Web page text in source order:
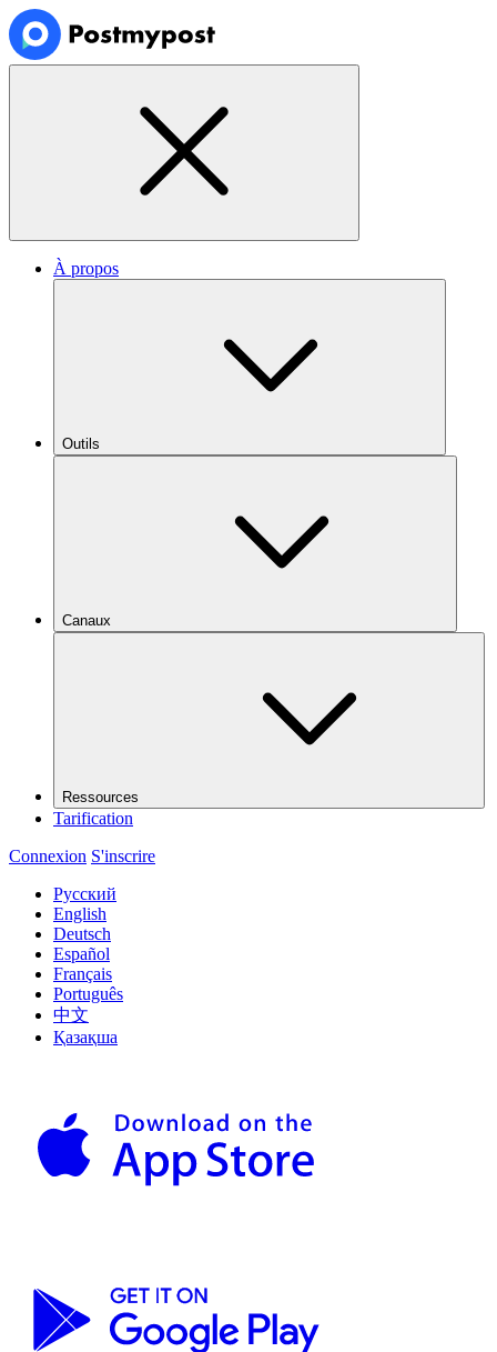
À propos
Outils
Canaux
Ressources
Tarification
Connexion S'inscrire
Русский
English
Deutsch
Español
Français
Português
中文
Қазақша